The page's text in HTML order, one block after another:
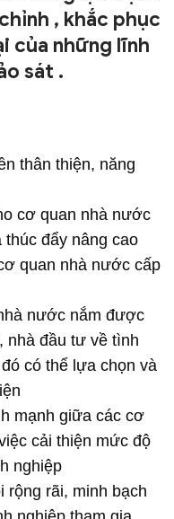
, khắc phục
của những lĩnh
sát .
thân thiện, năng
cơ quan nhà nước
thúc đẩy nâng cao
quan nhà nước cấp
nước nắm được
nhà đầu tư về tình
có thể lựa chọn và
mạnh giữa các cơ
cải thiện mức độ
nghiệp
rộng rãi, minh bạch